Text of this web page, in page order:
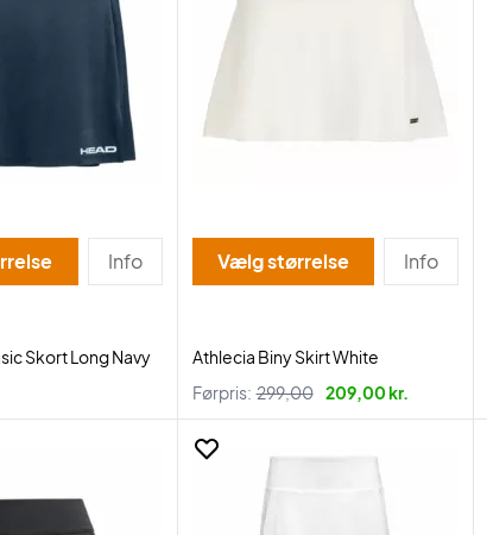
Info
Skort Long Navy
Vælg størrelse Info
Athlecia Biny Skirt White
Førpris: 299,00 209,00 kr.